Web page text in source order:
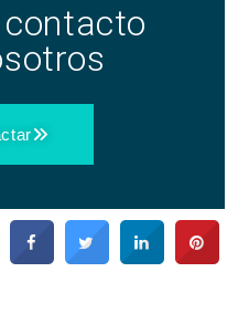
contacto